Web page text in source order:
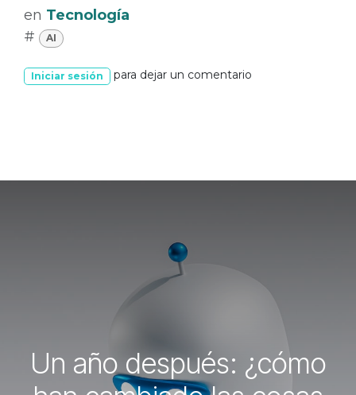
en Tecnología
#
AI
Iniciar sesión para dejar un comentario
Un año después: ¿cómo